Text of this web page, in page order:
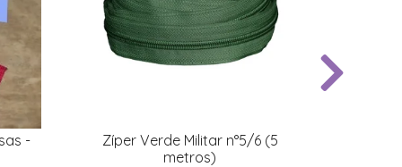
-
Zíper Verde Militar n°5/6 (5
metros)